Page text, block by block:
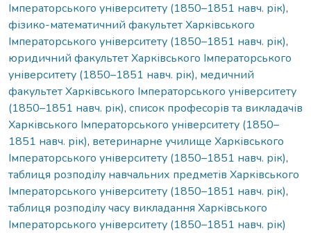
Імператорського університету (1850–1851 навч. рік),
фізико-математичний факультет Харківського
Імператорського університету (1850–1851 навч. рік),
юридичний факультет Харківського Імператорського
університету (1850–1851 навч. рік), медичний
факультет Харківського Імператорського університету
(1850–1851 навч. рік), список професорів та викладачів
Харківського Імператорського університету (1850–
1851 навч. рік), ветеринарне училище Харківського
Імператорського університету (1850–1851 навч. рік),
таблиця розподілу навчальних предметів Харківського
Імператорського університету (1850–1851 навч. рік),
таблиця розподілу часу викладання Харківського
Імператорського університету (1850–1851 навч. рік)